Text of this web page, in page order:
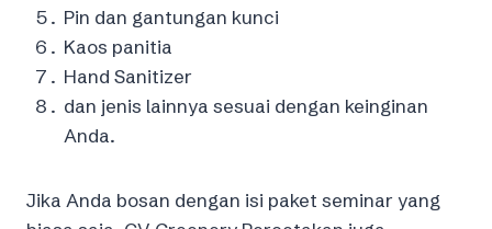
Pin dan gantungan kunci
Kaos panitia
Hand Sanitizer
dan jenis lainnya sesuai dengan keinginan
Anda.
Jika Anda bosan dengan isi paket seminar yang